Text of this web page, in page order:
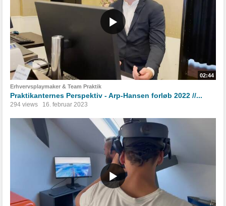
02:44
Erhvervsplaymaker & Team Praktik
Praktikanternes Perspektiv - Arp-Hansen forløb 2022 //...
294 views 16. februar 2023